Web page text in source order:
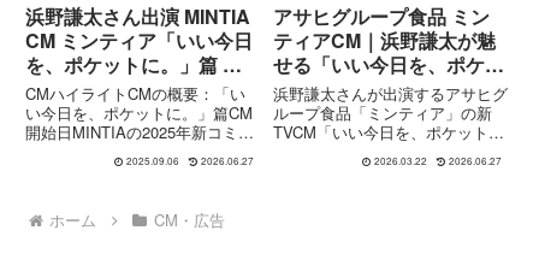
浜野謙太さん出演 MINTIA
CM ミンティア「いい今日
を、ポケットに。」篇 楽
曲 ジャクソン5「I Want
You Back」
CMハイライトCMの概要：「い
い今日を、ポケットに。」篇CM
開始日MINTIAの2025年新コミュ
ニケーション「いい今日を、ポケ
ットに。」篇は、2025年3月7日
浜野謙太さんが、ビジネスパーソ
ンを演じています。...
2025.09.06 2026.06.27
アサヒグループ食品 ミン
ティアCM｜浜野謙太が魅
せる「いい今日を、ポケッ
トに。」雨上がりの軽やか
な一歩
浜野謙太さんが出演するアサヒグ
ループ食品「ミンティア」の新
TVCM「いい今日を、ポケット
に。雨上がり」篇が、2026年3月
6日より全国で放映開始されまし
2026.03.22 2026.06.27
ホーム CM・広告